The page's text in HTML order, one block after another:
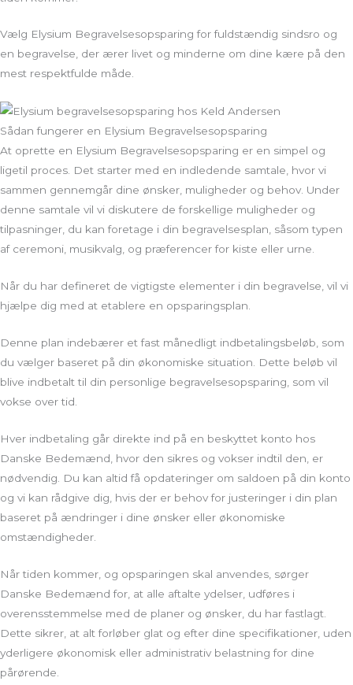
Vælg Elysium Begravelsesopsparing for fuldstændig sindsro og
en begravelse, der ærer livet og minderne om dine kære på den
mest respektfulde måde.
Sådan fungerer en Elysium Begravelsesopsparing
At oprette en Elysium Begravelsesopsparing er en simpel og
ligetil proces. Det starter med en indledende samtale, hvor vi
sammen gennemgår dine ønsker, muligheder og behov. Under
denne samtale vil vi diskutere de forskellige muligheder og
tilpasninger, du kan foretage i din begravelsesplan, såsom typen
af ceremoni, musikvalg, og præferencer for kiste eller urne.
Når du har defineret de vigtigste elementer i din begravelse, vil vi
hjælpe dig med at etablere en opsparingsplan.
Denne plan indebærer et fast månedligt indbetalingsbeløb, som
du vælger baseret på din økonomiske situation. Dette beløb vil
blive indbetalt til din personlige begravelsesopsparing, som vil
vokse over tid.
Hver indbetaling går direkte ind på en beskyttet konto hos
Danske Bedemænd, hvor den sikres og vokser indtil den, er
nødvendig. Du kan altid få opdateringer om saldoen på din konto
og vi kan rådgive dig, hvis der er behov for justeringer i din plan
baseret på ændringer i dine ønsker eller økonomiske
omstændigheder.
Når tiden kommer, og opsparingen skal anvendes, sørger
Danske Bedemænd for, at alle aftalte ydelser, udføres i
overensstemmelse med de planer og ønsker, du har fastlagt.
Dette sikrer, at alt forløber glat og efter dine specifikationer, uden
yderligere økonomisk eller administrativ belastning for dine
pårørende.